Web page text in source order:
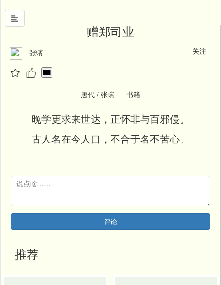
首
闻
发
赠郑司业
关注
张蠙
唐代 / 张蠙 书籍
晚学更求来世达，正怀非与百邪侵。
古人名在今人口，不合于名不苦心。
评论
推荐